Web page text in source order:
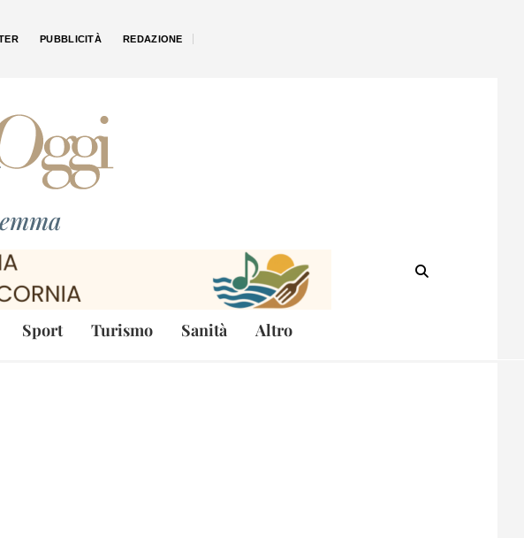
PUBBLICITÀ REDAZIONE
Sport Turismo Sanità Altro